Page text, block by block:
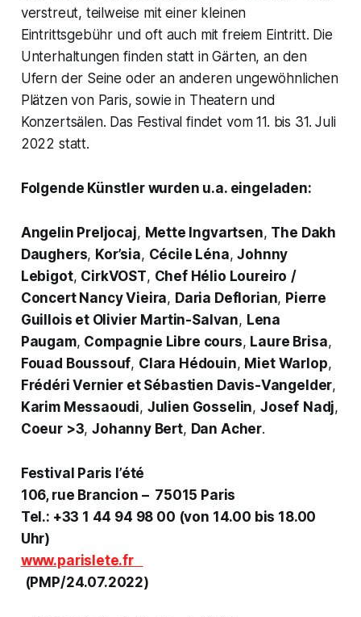
verstreut, teilweise mit einer kleinen
Eintrittsgebühr und oft auch mit freiem Eintritt. Die
Unterhaltungen finden statt in Gärten, an den
Ufern der Seine oder an anderen ungewöhnlichen
Plätzen von Paris, sowie in Theatern und
Konzertsälen. Das Festival findet vom 11. bis 31. Juli
2022 statt.
Folgende Künstler wurden u.a. eingeladen:
Angelin Preljocaj, Mette Ingvartsen, The Dakh
Daughers, Kor’sia, Cécile Léna,Johnny
Lebigot, CirkVOST, Chef Hélio Loureiro /
Concert Nancy Vieira, Daria Deflorian, Pierre
Guillois et Olivier Martin-Salvan, Lena
Paugam, Compagnie Libre cours, Laure Brisa,
Fouad Boussouf, Clara Hédouin, Miet Warlop,
Frédéri Vernier et Sébastien Davis-Vangelder,
Karim Messaoudi, Julien Gosselin, Josef Nadj,
Coeur >3,Johanny Bert, Dan Acher.
Festival Paris l’été
106, rue Brancion – 75015 Paris
Tel.: +33 1 44 94 98 00 (von 14.00 bis 18.00
Uhr)
www.parislete.fr
(PMP/24.07.2022)